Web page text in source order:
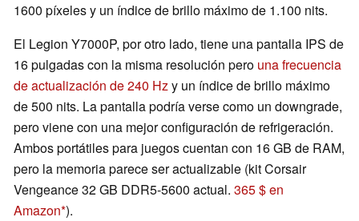
1600 píxeles y un índice de brillo máximo de 1.100 nits.
El Legion Y7000P, por otro lado, tiene una pantalla IPS de
16 pulgadas con la misma resolución pero una frecuencia
de actualización de 240 Hzy un índice de brillo máximo
de 500 nits. La pantalla podría verse como un downgrade,
pero viene con una mejor configuración de refrigeración.
Ambos portátiles para juegos cuentan con 16 GB de RAM,
pero la memoria parece ser actualizable (kit Corsair
Vengeance 32 GB DDR5-5600 actual. 365 $ en
Amazon ).